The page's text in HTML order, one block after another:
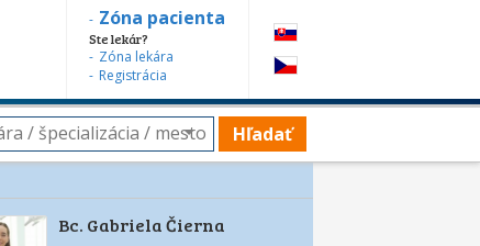
Zóna pacienta
Ste lekár?
Zóna lekára
Registrácia
Hľadať
Bc. Gabriela Čierna